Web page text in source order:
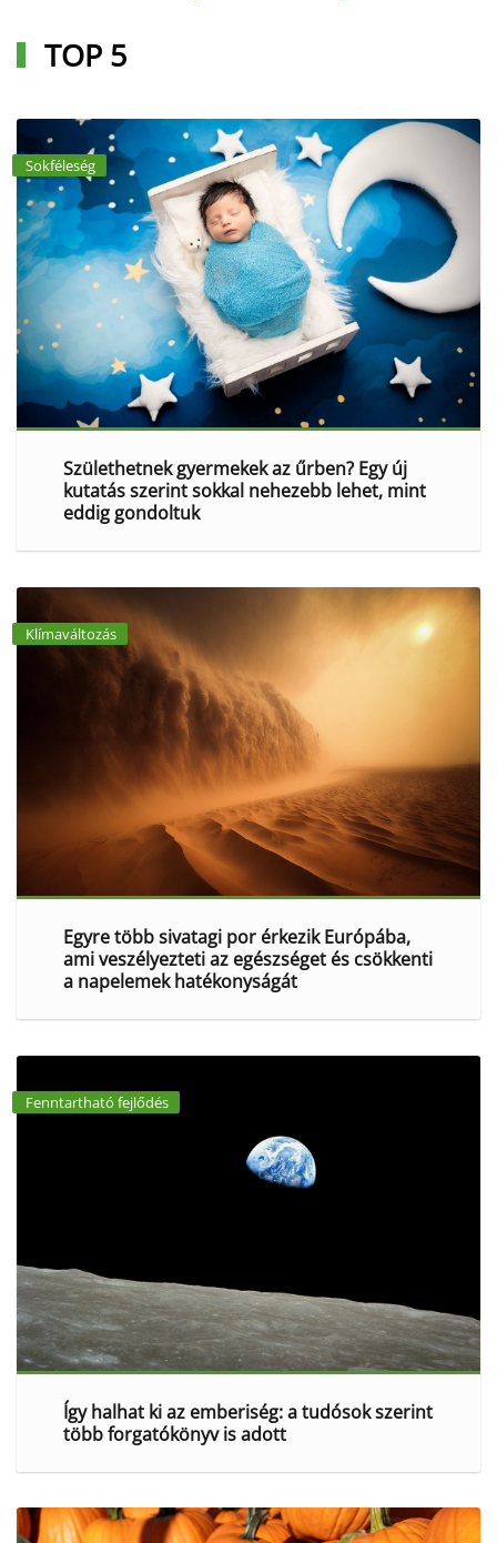
TOP 5
Sokféleség
Születhetnek gyermekek az űrben? Egy új
kutatás szerint sokkal nehezebb lehet, mint
eddig gondoltuk
Klímaváltozás
Egyre több sivatagi por érkezik Európába,
ami veszélyezteti az egészséget és csökkenti
a napelemek hatékonyságát
Fenntartható fejlődés
Így halhat ki az emberiség: a tudósok szerint
több forgatókönyv is adott